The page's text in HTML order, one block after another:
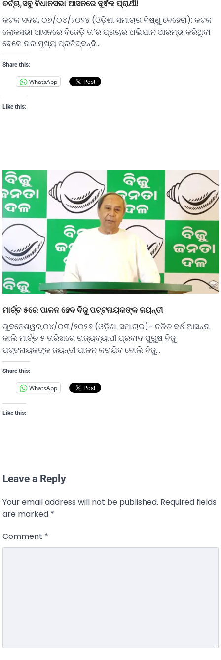
ଚର୍ଚ୍ଚା,ସବୁ ବିଧାନସଭା ଆସନରେ ଦୂର୍ଵଳ ପ୍ରାର୍ଥୀ!
କଟକ ସଦର, ୦୭/୦୪/୨୦୨୪ (ଓଡ଼ିଶା ସମାଚାର ବିଷ୍ଣୁ ବେହେରା): କଟକ
ଲୋକସଭା ଆସନରେ ବିଜେଡ଼ି ତା’ର ପ୍ରଚାର ଅଭିଯାନ ଆରମ୍ଭ କରିଥିବା
ବେଳେ ତାର ମୂଖ୍ୟ ପ୍ରତିଦ୍ବନ୍ଦି…
Share this:
WhatsApp
Like this:
ମାର୍ଚ୍ଚ ୫ରେ ପାଳନ ହେବ ବିଜୁ ପଟ୍ଟନାୟକଙ୍କ ଜୟନ୍ତୀ
ଭୁବନେଶ୍ୱର,୦୪/୦୩/୨୦୨୬ (ଓଡ଼ିଶା ସମାଚାର)- ଚଳିତ ବର୍ଷ ଆସନ୍ତା
କାଲି ମାର୍ଚ୍ଚ ୫ ତାରିଖରେ ରାଜ୍ୟବ୍ୟାପୀ ପ୍ରବାଦ ପୁରୁଷ ବିଜୁ
ପଟ୍ଟନାୟକଙ୍କ ଜୟନ୍ତୀ ପାଳନ କରାଯିବ ବୋଲି ବିଜୁ…
Share this:
WhatsApp
Like this:
Leave a Reply
Your email address will not be published. Required fields
are marked *
Comment *